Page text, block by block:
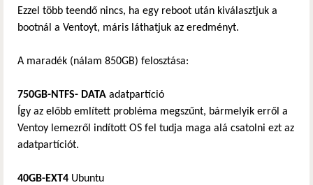
Ezzel több teendő nincs, ha egy reboot után kiválasztjuk a
bootnál a Ventoyt, máris láthatjuk az eredményt.
A maradék (nálam 850GB) felosztása:
750GB-NTFS- DATA adatpartíció
Így az előbb említett probléma megszűnt, bármelyik erről a
Ventoy lemezről indított OS fel tudja maga alá csatolni ezt az
adatpartíciót.
40GB-EXT4 Ubuntu